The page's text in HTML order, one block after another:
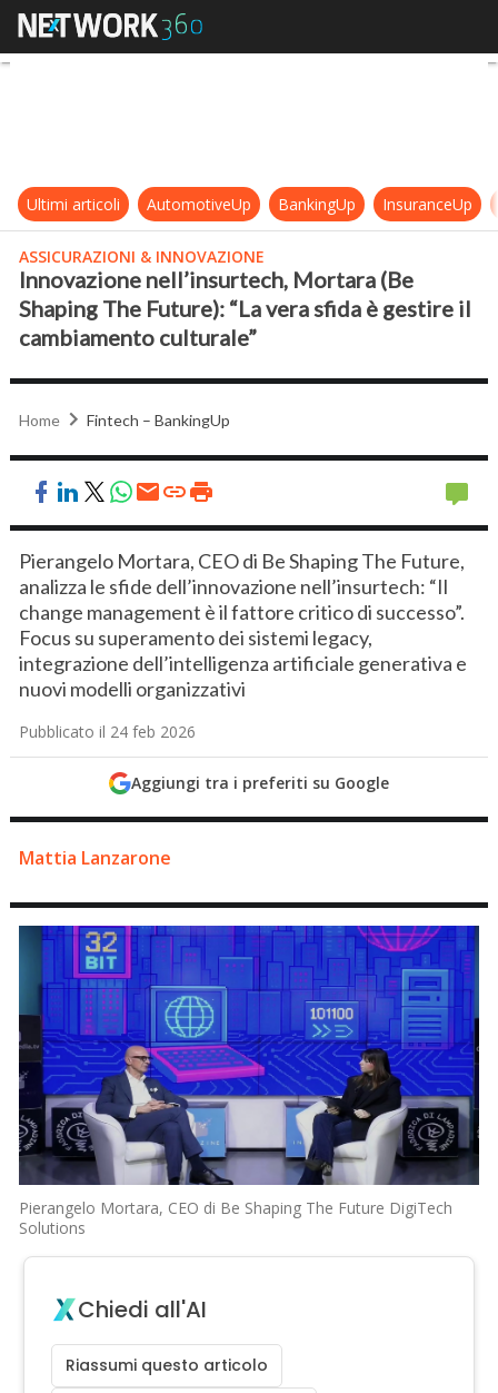
Innovazione nell’insurtech,
Ultimi articoli AutomotiveUp BankingUp InsuranceUp
ASSICURAZIONI & INNOVAZIONE
Innovazione nell’insurtech, Mortara (Be
Shaping The Future): “La vera sfida è gestire il
cambiamento culturale”
Home Fintech – BankingUp
Pierangelo Mortara, CEO di Be Shaping The Future,
analizza le sfide dell’innovazione nell’insurtech: “Il
change management è il fattore critico di successo”.
Focus su superamento dei sistemi legacy,
integrazione dell’intelligenza artificiale generativa e
nuovi modelli organizzativi
Pubblicato il 24 feb 2026
Aggiungi tra i preferiti su Google
Mattia Lanzarone
Pierangelo Mortara, CEO di Be Shaping The Future DigiTech
Solutions
Chiedi all'AI
Riassumi questo articolo